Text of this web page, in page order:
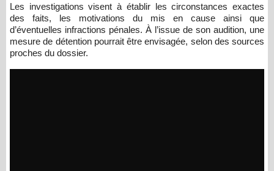
Les investigations visent à établir les circonstances exactes
des faits, les motivations du mis en cause ainsi que
d’éventuelles infractions pénales. À l’issue de son audition, une
mesure de détention pourrait être envisagée, selon des sources
proches du dossier.